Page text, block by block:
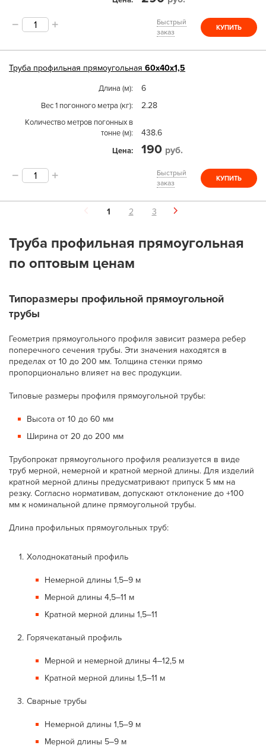
Быстрый
заказ
КУПИТЬ
Труба профильная прямоугольная 60х40х1,5
Длина (м) 6
Вес 1 погонного метра (кг) 2.28
Количество метров погонных в
тонне (м)
438.6
Цена 190 руб.
Быстрый
заказ
КУПИТЬ
1 2 3
Труба профильная прямоугольная
по оптовым ценам
Типоразмеры профильной прямоугольной
трубы
Геометрия прямоугольного профиля зависит размера ребер
поперечного сечения трубы. Эти значения находятся в
пределах от 10 до 200 мм. Толщина стенки прямо
пропорционально влияет на вес продукции.
Типовые размеры профиля прямоугольной трубы:
Высота от 10 до 60 мм
Ширина от 20 до 200 мм
Трубопрокат прямоугольного профиля реализуется в виде
труб мерной, немерной и кратной мерной длины. Для изделий
кратной мерной длины предусматривают припуск 5 мм на
резку. Согласно нормативам, допускают отклонение до +100
мм к номинальной длине прямоугольной трубы.
Длина профильных прямоугольных труб:
Холоднокатаный профиль
Немерной длины 1,5‒9 м
Мерной длины 4,5‒11 м
Кратной мерной длины 1,5‒11
Горячекатаный профиль
Мерной и немерной длины 4‒12,5 м
Кратной мерной длины 1,5‒11 м
Сварные трубы
Немерной длины 1,5‒9 м
Мерной длины 5‒9 м